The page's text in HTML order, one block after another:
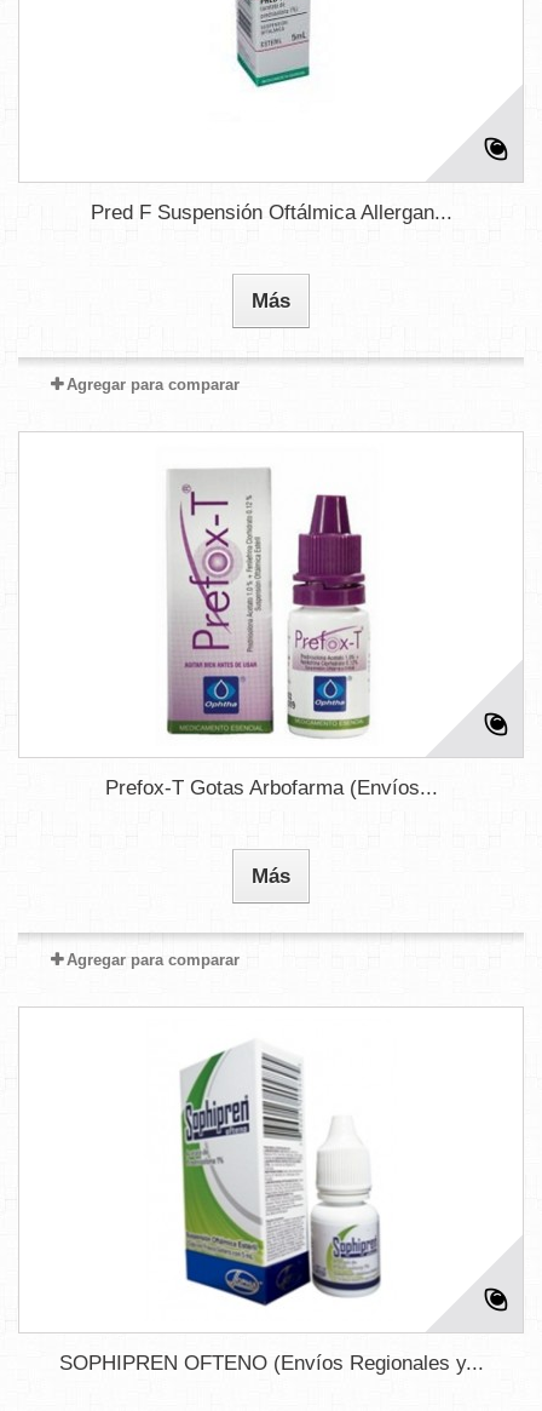
Pred F Suspensión Oftálmica Allergan...
Más
Agregar para comparar
Prefox-T Gotas Arbofarma (Envíos...
Más
Agregar para comparar
SOPHIPREN OFTENO (Envíos Regionales y...